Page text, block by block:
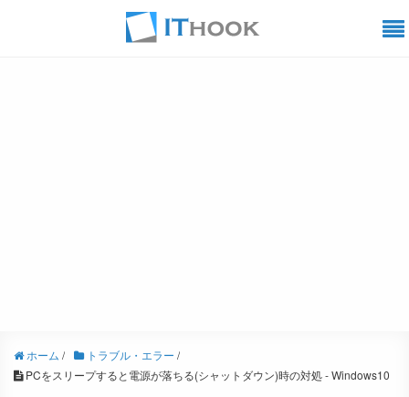
ホーム / トラブル・エラー /
PCをスリープすると電源が落ちる(シャットダウン)時の対処 - Windows10